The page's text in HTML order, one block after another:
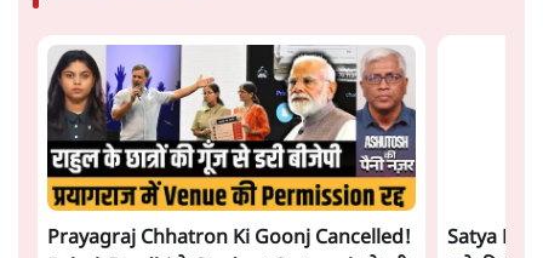
ताजा वीडियो